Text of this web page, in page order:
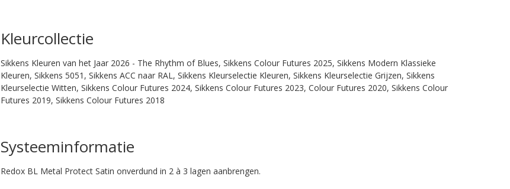
Kleurcollectie
Sikkens Kleuren van het Jaar 2026 - The Rhythm of Blues, Sikkens Colour Futures 2025, Sikkens Modern Klassieke
Kleuren, Sikkens 5051, Sikkens ACC naar RAL, Sikkens Kleurselectie Kleuren, Sikkens Kleurselectie Grijzen, Sikkens
Kleurselectie Witten, Sikkens Colour Futures 2024, Sikkens Colour Futures 2023, Colour Futures 2020, Sikkens Colour
Futures 2019, Sikkens Colour Futures 2018
Systeeminformatie
Redox BL Metal Protect Satin onverdund in 2 à 3 lagen aanbrengen.